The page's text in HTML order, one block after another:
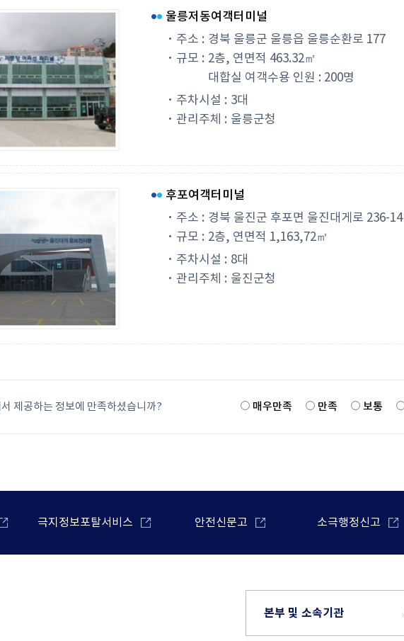
울릉저동여객터미널
주소 : 경북 울릉군 울릉읍 울릉순환로 177
규모 : 2층, 연면적 463.32㎡
대합실 여객수용 인원 : 200명
주차시설 : 3대
관리주체 : 울릉군청
후포여객터미널
주소 : 경북 울진군 후포면 울진대게로 236-14
규모 : 2층, 연면적 1,163,72㎡
주차시설 : 8대
관리주체 : 울진군청
제공하는 정보에 만족하셨습니까? 매우만족 만족 보통
극지정보포탈서비스 안전신문고 소극행정신고
본부 및 소속기관